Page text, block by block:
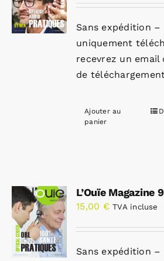
Sans expédition
uniquement
recevrez un
de
Ajouter au
panier
L’Ouïe Magazine
15,00 € TVA incluse
Sans expédition